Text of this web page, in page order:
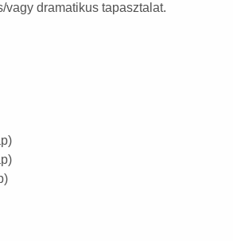
vagy dramatikus tapasztalat.